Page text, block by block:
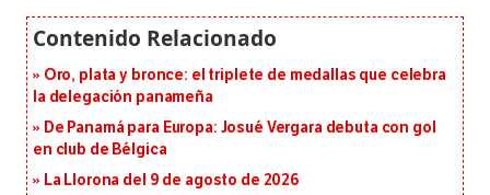
Oro, plata y bronce: el triplete de medallas que celebra
la delegación panameña
De Panamá para Europa: Josué Vergara debuta con gol
en club de Bélgica
La Llorona del 9 de agosto de 2026